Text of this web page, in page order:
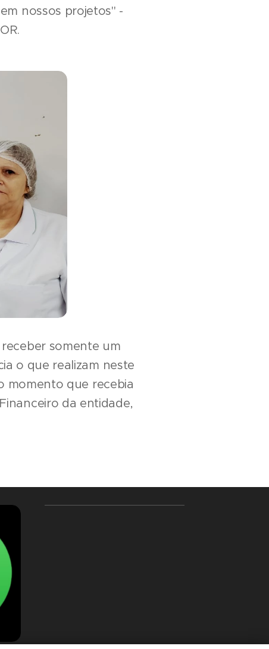
nossos projetos" -
somente um
o que realizam neste
momento que recebia
da entidade,